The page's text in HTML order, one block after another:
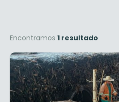
Encontramos 1 resultado